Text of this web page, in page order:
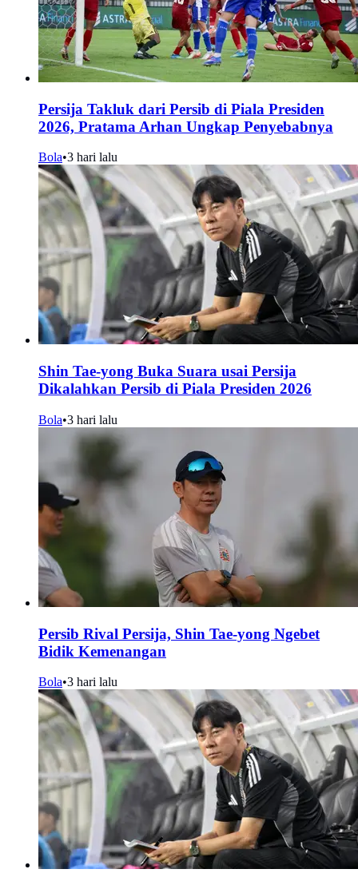
Persija Takluk dari Persib di Piala Presiden
2026, Pratama Arhan Ungkap Penyebabnya
Bola•3 hari lalu
Shin Tae-yong Buka Suara usai Persija
Dikalahkan Persib di Piala Presiden 2026
Bola•3 hari lalu
Persib Rival Persija, Shin Tae-yong Ngebet
Bidik Kemenangan
Bola•3 hari lalu